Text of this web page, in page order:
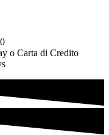
o Carta di Credito